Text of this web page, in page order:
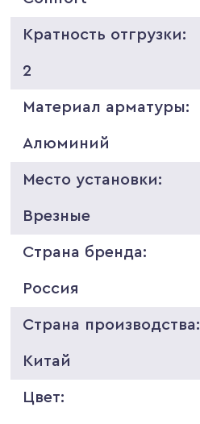
Кратность отгрузки:
2
Материал арматуры:
Алюминий
Место установки:
Врезные
Страна бренда:
Россия
Страна производства:
Китай
Цвет: